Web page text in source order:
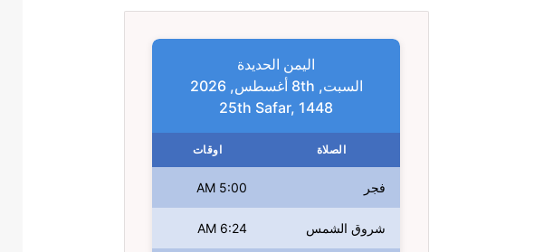
اليمن الحديدة
السبت, 8th أغسطس, 2026
25th Safar, 1448
الصلاة اوقات
فجر 5:00 AM
شروق الشمس 6:24 AM